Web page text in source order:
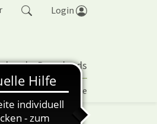
Login
Downloads
Turniere